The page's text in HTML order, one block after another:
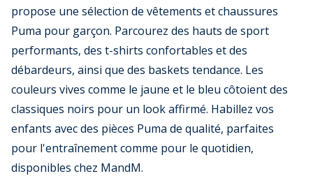
propose une sélection de vêtements et chaussures
Puma pour garçon. Parcourez des hauts de sport
performants, des t-shirts confortables et des
débardeurs, ainsi que des baskets tendance. Les
couleurs vives comme le jaune et le bleu côtoient des
classiques noirs pour un look affirmé. Habillez vos
enfants avec des pièces Puma de qualité, parfaites
pour l'entraînement comme pour le quotidien,
disponibles chez MandM.